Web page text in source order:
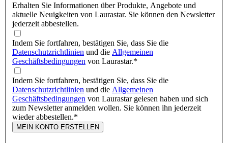
Erhalten Sie Informationen über Produkte, Angebote und
aktuelle Neuigkeiten von Laurastar. Sie können den Newsletter
jederzeit abbestellen.
Indem Sie fortfahren, bestätigen Sie, dass Sie die
Datenschutzrichtlinien und die Allgemeinen
Geschäftsbedingungen von Laurastar.*
Indem Sie fortfahren, bestätigen Sie, dass Sie die
Datenschutzrichtlinien und die Allgemeinen
Geschäftsbedingungen von Laurastar gelesen haben und sich
zum Newsletter anmelden wollen. Sie können ihn jederzeit
wieder abbestellen.*
MEIN KONTO ERSTELLEN